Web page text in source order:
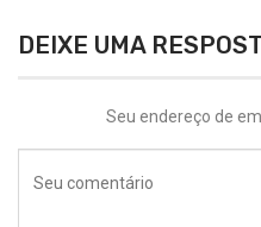
DEIXE UMA
Seu endereço de